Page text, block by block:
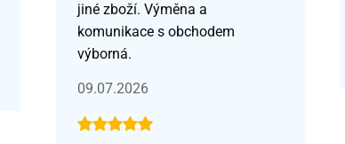
jiné zboží. Výměna a
komunikace s obchodem
výborná.
09.07.2026